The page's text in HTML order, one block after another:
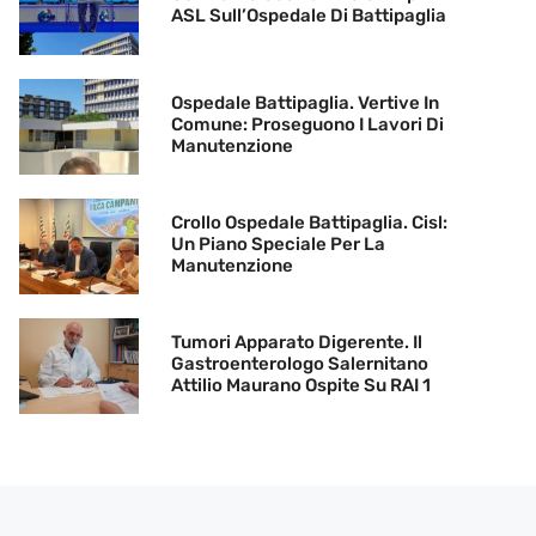
ASL Sull’Ospedale Di Battipaglia
Ospedale Battipaglia. Vertive In
Comune: Proseguono I Lavori Di
Manutenzione
Crollo Ospedale Battipaglia. Cisl:
Un Piano Speciale Per La
Manutenzione
Tumori Apparato Digerente. Il
Gastroenterologo Salernitano
Attilio Maurano Ospite Su RAI 1